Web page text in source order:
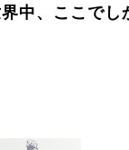
中、ここでし